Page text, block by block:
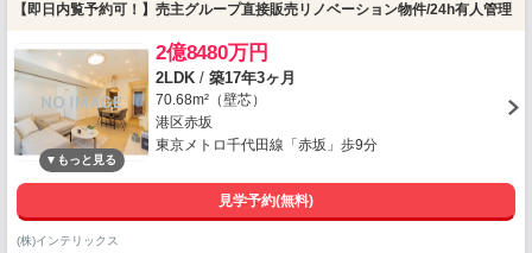
【即日内覧予約可！】売主グループ直接販売リノベーション物件/24h有人管理
2億8480万円
2LDK / 築17年3ヶ月
70.68m²（壁芯）
港区赤坂
東京メトロ千代田線「赤坂」歩9分
見学予約(無料)
(株)インテリックス